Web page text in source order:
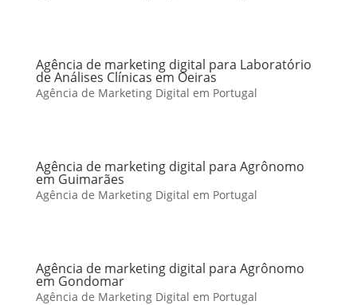
Agência de marketing digital para Laboratório
de Análises Clínicas em Oeiras
Agência de Marketing Digital em Portugal
Agência de marketing digital para Agrônomo
em Guimarães
Agência de Marketing Digital em Portugal
Agência de marketing digital para Agrônomo
em Gondomar
Agência de Marketing Digital em Portugal